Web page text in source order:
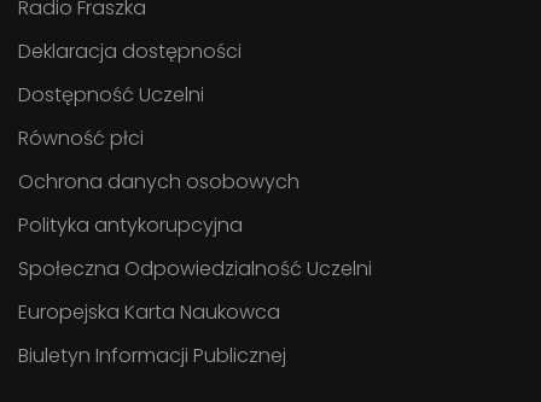
Radio Fraszka
Deklaracja dostępności
Dostępność Uczelni
Równość płci
Ochrona danych osobowych
Polityka antykorupcyjna
Społeczna Odpowiedzialność Uczelni
Europejska Karta Naukowca
Biuletyn Informacji Publicznej